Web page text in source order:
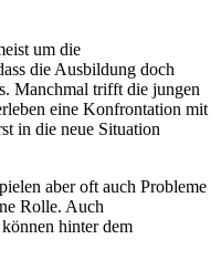
um die
die Ausbildung doch
Manchmal trifft die jungen
eine Konfrontation mit
in die neue Situation
aber oft auch Probleme
Rolle. Auch
hinter dem